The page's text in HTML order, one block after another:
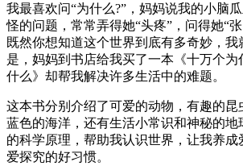
我最喜欢问“为什么?”，妈妈说我的小脑
怪的问题，常常弄得她“头疼”，问得她“
既然你想知道这个世界到底有多奇妙，
是，妈妈到书店给我买了一本《十万个为
什么》却帮我解决许多生活中的难题。
这本书分别介绍了可爱的动物，有趣的昆
蓝色的海洋，还有生活小常识和神秘的地
的科学原理，帮助我认识世界，让我养成
爱探究的好习惯。